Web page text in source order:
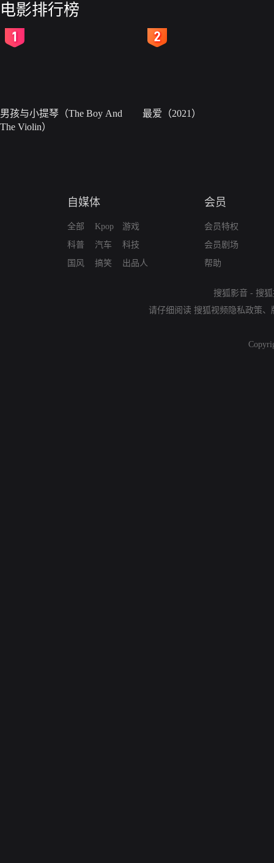
电影排行榜
男孩与小提琴（The Boy And
The Violin）
最爱（2021）
自媒体
全部
科普
国风
Kpop
汽车
搞笑
游戏
科技
出品人
会员
会员特权
会员剧场
帮助
搜狐影音 - 搜
请仔细阅读 搜狐视频隐私政策、